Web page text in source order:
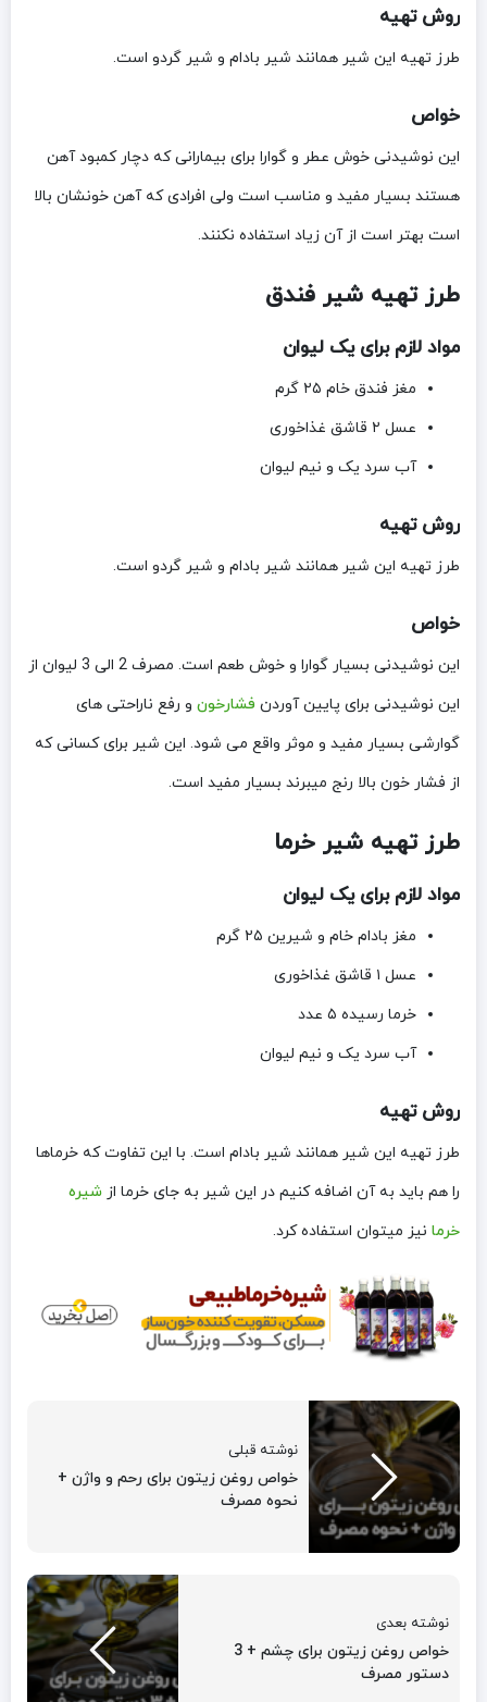
روش تهیه
طرز تهیه این شیر همانند شیر بادام و شیر گردو است.
خواص
این نوشیدنی خوش عطر و گوارا برای بیمارانی که دچار کمبود آهن
هستند بسیار مفید و مناسب است ولی افرادی که آهن خونشان بالا
است بهتر است از آن زیاد استفاده نکنند.
طرز تهیه شیر فندق
مواد لازم برای یک لیوان
مغز فندق خام ۲۵ گرم
عسل ۲ قاشق غذاخوری
آب سرد یک و نیم لیوان
روش تهیه
طرز تهیه این شیر همانند شیر بادام و شیر گردو است.
خواص
این نوشیدنی بسیار گوارا و خوش طعم است. مصرف 2 الی 3 لیوان از
این نوشیدنی برای پایین آوردن فشارخون و رفع ناراحتی های
گوارشی بسیار مفید و موثر واقع می شود. این شیر برای کسانی که
از فشار خون بالا رنج میبرند بسیار مفید است.
طرز تهیه شیر خرما
مواد لازم برای یک لیوان
مغز بادام خام و شیرین ۲۵ گرم
عسل ۱ قاشق غذاخوری
خرما رسیده ۵ عدد
آب سرد یک و نیم لیوان
روش تهیه
طرز تهیه این شیر همانند شیر بادام است. با این تفاوت که خرماها
را هم باید به آن اضافه کنیم در این شیر به جای خرما از شیره
خرما نیز میتوان استفاده کرد.
نوشته قبلی
خواص روغن زیتون برای رحم و واژن +
نحوه مصرف
نوشته بعدی
خواص روغن زیتون برای چشم + 3
دستور مصرف